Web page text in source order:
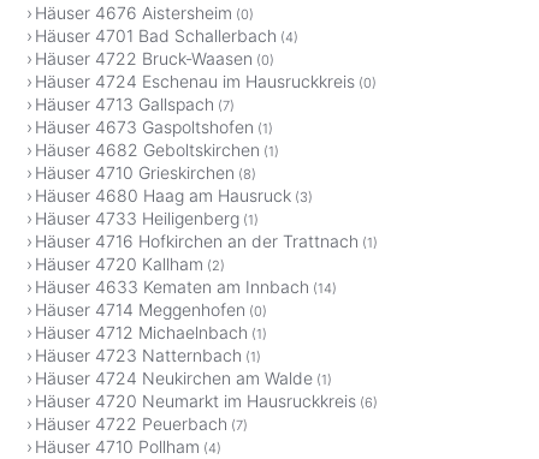
Häuser 4676 Aistersheim (0)
Häuser 4701 Bad Schallerbach (4)
Häuser 4722 Bruck-Waasen (0)
Häuser 4724 Eschenau im Hausruckkreis (0)
Häuser 4713 Gallspach (7)
Häuser 4673 Gaspoltshofen (1)
Häuser 4682 Geboltskirchen (1)
Häuser 4710 Grieskirchen (8)
Häuser 4680 Haag am Hausruck (3)
Häuser 4733 Heiligenberg (1)
Häuser 4716 Hofkirchen an der Trattnach (1)
Häuser 4720 Kallham (2)
Häuser 4633 Kematen am Innbach (14)
Häuser 4714 Meggenhofen (0)
Häuser 4712 Michaelnbach (1)
Häuser 4723 Natternbach (1)
Häuser 4724 Neukirchen am Walde (1)
Häuser 4720 Neumarkt im Hausruckkreis (6)
Häuser 4722 Peuerbach (7)
Häuser 4710 Pollham (4)